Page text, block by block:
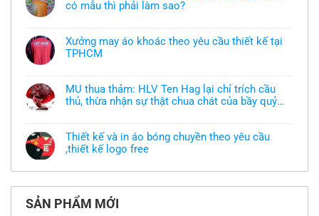
có mẫu thì phải làm sao?
bình
luận
ở
áo
thun
đồng
chưa
có
mẫu
thì
làm
Xưởng may áo khoác theo yêu cầu thiết kế tại
TPHCM
bình
luận
ở
Xưởng
khoác
theo
yêu
thiết
tại
TPHCM
MU thua thảm: HLV Ten Hag lại chỉ trích cầu
thủ, thừa nhận sự thật chua chát của bầy quỷ
bình
luận
ở
MU
thảm:
Hag
lại
Thiết kế và in áo bóng chuyền theo yêu cầu
,thiết kế logo free
có
luận
Thiết
SẢN PHẨM MỚI